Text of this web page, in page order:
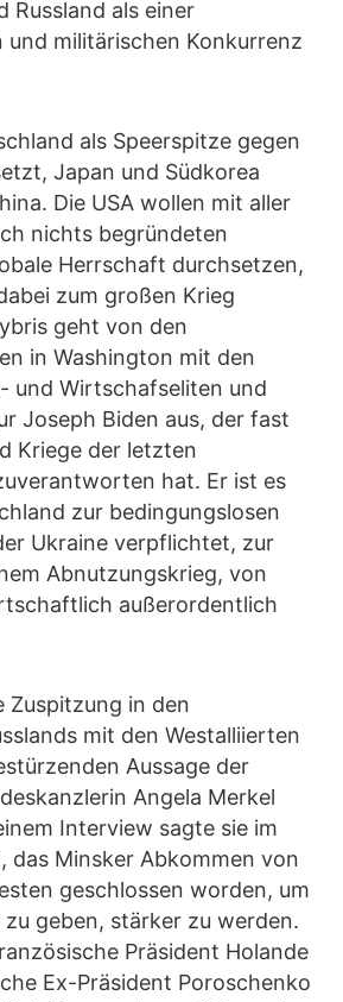
Russland als einer
militärischen Konkurrenz
als Speerspitze gegen
Japan und Südkorea
Die USA wollen mit aller
nichts begründeten
Herrschaft durchsetzen,
zum großen Krieg
geht von den
in Washington mit den
und Wirtschafseliten und
Joseph Biden aus, der fast
Kriege der letzten
hat. Er ist es
zur bedingungslosen
Ukraine verpflichtet, zur
Abnutzungskrieg, von
außerordentlich
Zuspitzung in den
mit den Westalliierten
Aussage der
Angela Merkel
Interview sagte sie im
das Minsker Abkommen von
geschlossen worden, um
geben, stärker zu werden.
Präsident Holande
Ex-Präsident Poroschenko